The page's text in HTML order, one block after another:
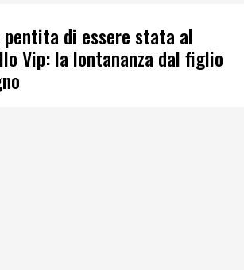
pentita di essere stata al
Vip: la lontananza dal figlio